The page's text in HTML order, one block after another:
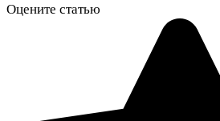
Оцените статью